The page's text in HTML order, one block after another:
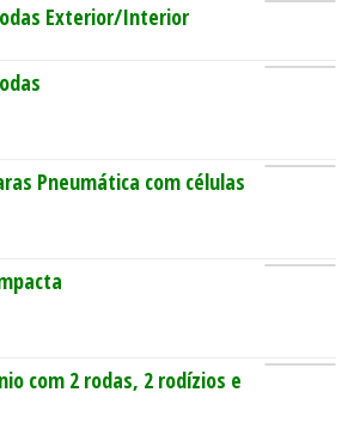
Exterior/Interior
Pneumática com células
com 2 rodas, 2 rodízios e